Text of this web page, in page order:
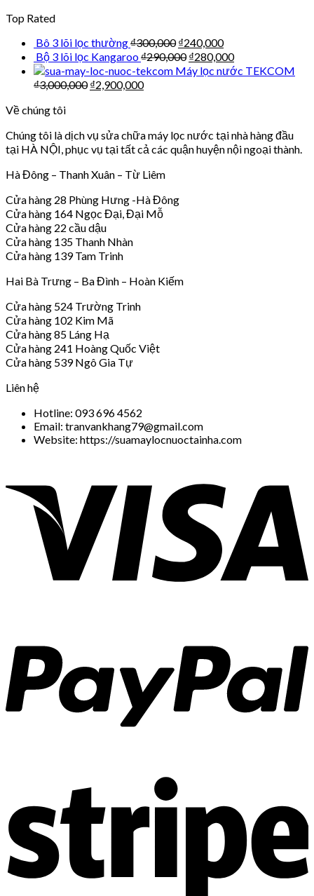
Top Rated
Bô 3 lõi lọc thường₫300,000 ₫240,000
Bộ 3 lõi lọc Kangaroo₫290,000 ₫280,000
Máy lọc nước TEKCOM
₫3,000,000 ₫2,900,000
Về chúng tôi
Chúng tôi là dịch vụ sửa chữa máy lọc nước tại nhà hàng đầu
tại HÀ NỘI, phục vụ tại tất cả các quận huyện nội ngoại thành.
Hà Đông – Thanh Xuân – Từ Liêm
Cửa hàng 28 Phùng Hưng -Hà Đông
Cửa hàng 164 Ngọc Đại, Đại Mỗ
Cửa hàng 22 cầu dậu
Cửa hàng 135 Thanh Nhàn
Cửa hàng 139 Tam Trinh
Hai Bà Trưng – Ba Đình – Hoàn Kiếm
Cửa hàng 524 Trường Trinh
Cửa hàng 102 Kim Mã
Cửa hàng 85 Láng Hạ
Cửa hàng 241 Hoàng Quốc Việt
Cửa hàng 539 Ngô Gia Tự
Liên hệ
Hotline: 093 696 4562
Email: tranvankhang79@gmail.com
Website: https://suamaylocnuoctainha.com